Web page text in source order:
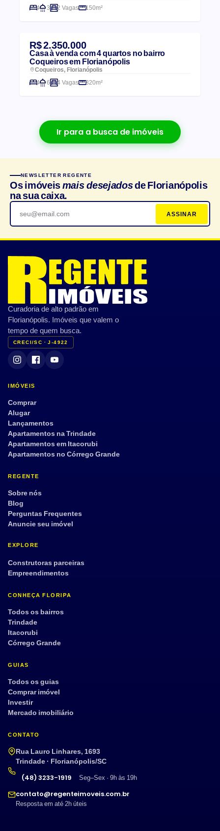
4
3 2 Vagas 150m²
R$ 2.350.000
Casa à venda com 4 quartos no bairro
Coqueiros em Florianópolis
Coqueiros, Florianópolis
4
6 4 Vagas 320m²
Ir para a busca de imóveis
NEWSLETTER REGENTE
Os imóveismais desejadosde Florianópolis
na sua caixa.
ASSINAR
Curadoria de alto padrão em
Florianópolis. Imóveis que valem o
tempo de quem busca.
CRECI/SC · J-4922
IMÓVEIS
Comprar
Alugar
Lançamentos
Apartamentos na Trindade
Apartamentos em Itacorubi
Apartamentos no Córrego Grande
REGENTE
Sobre nós
Blog
Perguntas Frequentes
Anuncie seu imóvel
EXPLORE
Construtoras parceiras
Empreendimentos
CONHEÇA FLORIPA
Todos os bairros
Trindade
Itacorubi
Córrego Grande
GUIAS
Todos os guias
Comprar imóvel
Investir
Mercado imobiliário
CONTATO
Rua Lauro Linhares, 1693
Trindade · Florianópolis/SC
(48) 3233-1919
Seg–Sex · 9h às 19h
contato@regenteimoveis.com.br
Resposta em até 2h úteis